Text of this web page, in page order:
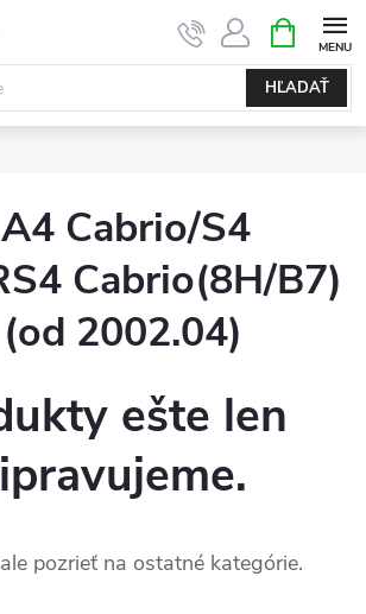
HĽADAŤ
KOŠÍK
Cabrio/S4
Cabrio(8H/B7)
2002.04)
ešte len
pozrieť na ostatné kategórie.